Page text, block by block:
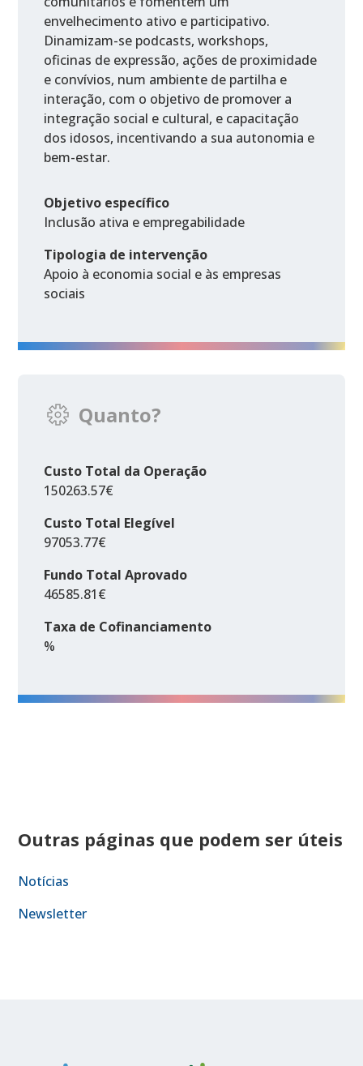
envelhecimento ativo e participativo.
Dinamizam-se podcasts, workshops,
oficinas de expressão, ações de proximidade
e convívios, num ambiente de partilha e
interação, com o objetivo de promover a
integração social e cultural, e capacitação
dos idosos, incentivando a sua autonomia e
bem-estar.
Objetivo específico
Inclusão ativa e empregabilidade
Tipologia de intervenção
Apoio à economia social e às empresas
sociais
Quanto?
Custo Total da Operação
150263.57€
Custo Total Elegível
97053.77€
Fundo Total Aprovado
46585.81€
Taxa de Cofinanciamento
%
Outras páginas que podem ser úteis
Notícias
Newsletter